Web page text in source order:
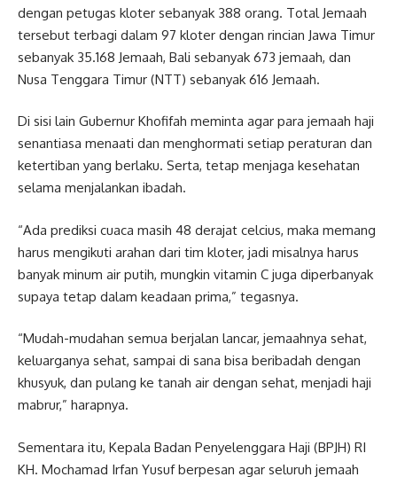
dengan petugas kloter sebanyak 388 orang. Total Jemaah
tersebut terbagi dalam 97 kloter dengan rincian Jawa Timur
sebanyak 35.168 Jemaah, Bali sebanyak 673 jemaah, dan
Nusa Tenggara Timur (NTT) sebanyak 616 Jemaah.
Di sisi lain Gubernur Khofifah meminta agar para jemaah haji
senantiasa menaati dan menghormati setiap peraturan dan
ketertiban yang berlaku. Serta, tetap menjaga kesehatan
selama menjalankan ibadah.
“Ada prediksi cuaca masih 48 derajat celcius, maka memang
harus mengikuti arahan dari tim kloter, jadi misalnya harus
banyak minum air putih, mungkin vitamin C juga diperbanyak
supaya tetap dalam keadaan prima,” tegasnya.
“Mudah-mudahan semua berjalan lancar, jemaahnya sehat,
keluarganya sehat, sampai di sana bisa beribadah dengan
khusyuk, dan pulang ke tanah air dengan sehat, menjadi haji
mabrur,” harapnya.
Sementara itu, Kepala Badan Penyelenggara Haji (BPJH) RI
KH. Mochamad Irfan Yusuf berpesan agar seluruh jemaah